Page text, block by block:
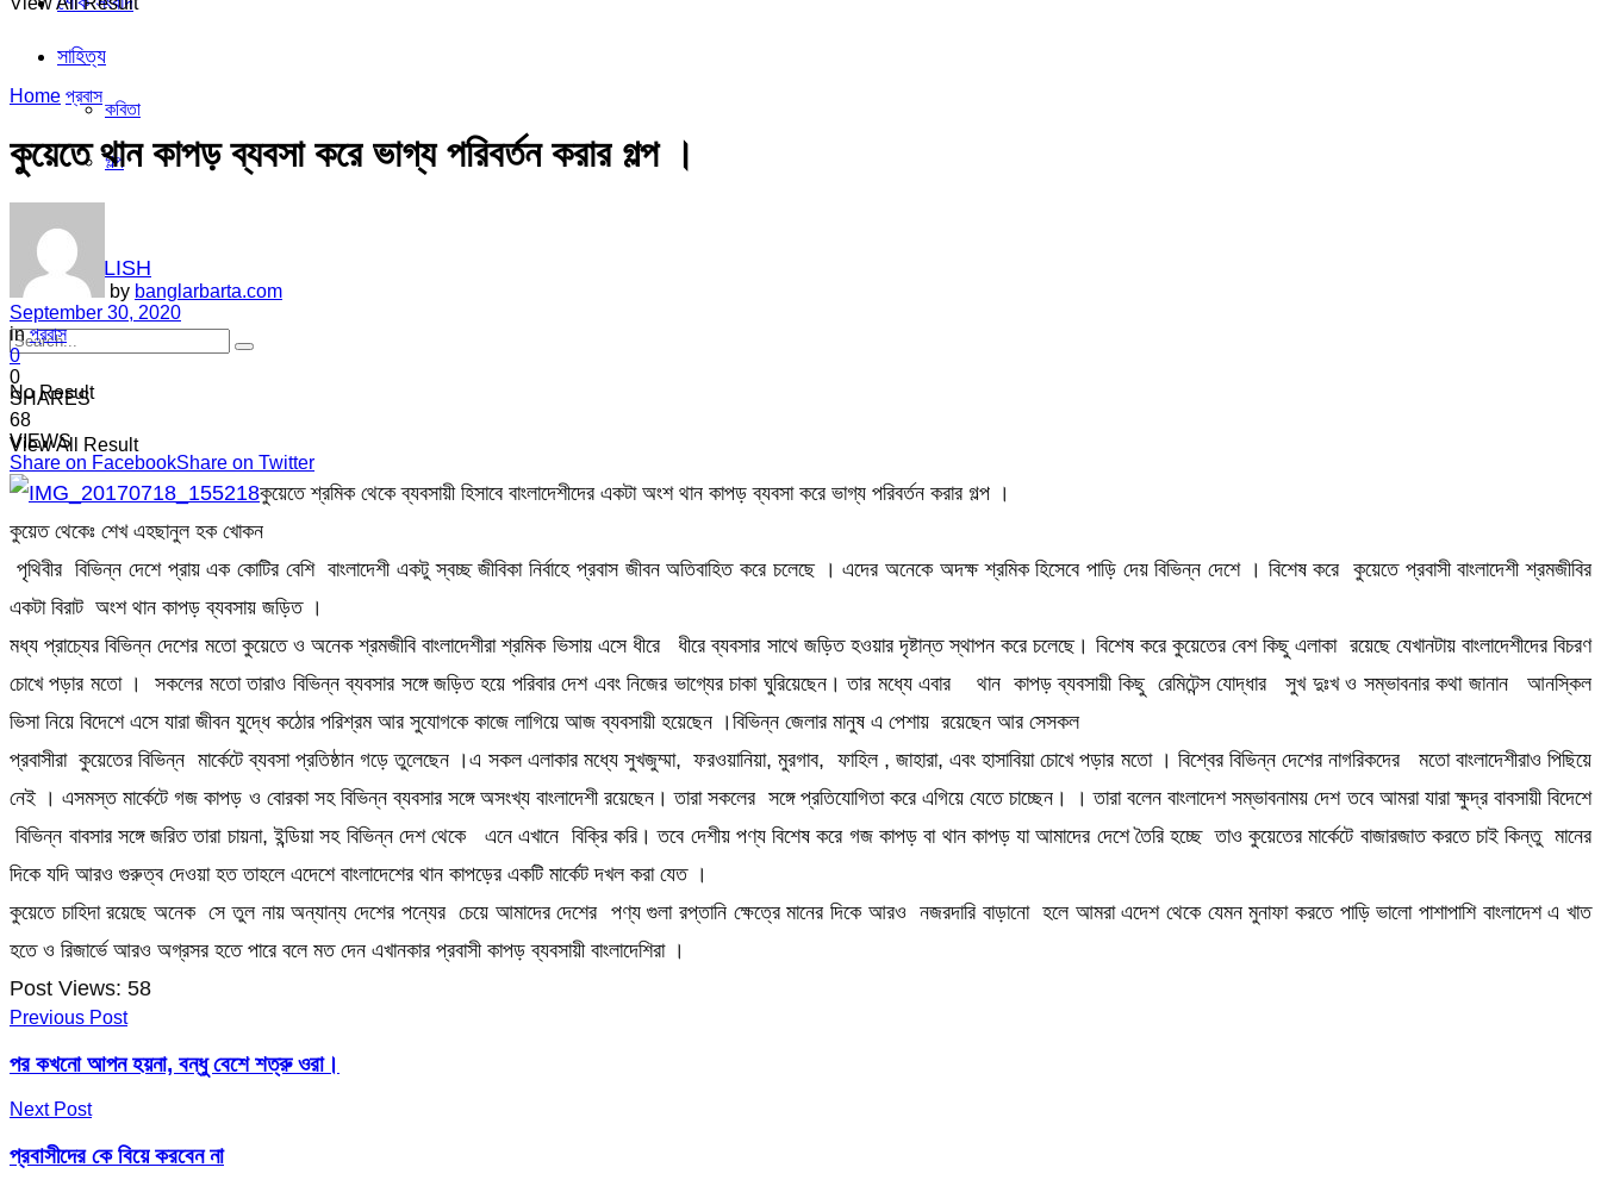
সাহিত্য
কবিতা
গল্প
ENGLISH
No Result
View All Result
Home প্রবাস
কুয়েতে থান কাপড় ব্যবসা করে ভাগ্য পরিবর্তন করার গল্প ।
by banglarbarta.com
September 30, 2020
in প্রবাস
0
0
SHARES
68
VIEWS
Share on FacebookShare on Twitter
কুয়েতে শ্রমিক থেকে ব্যবসায়ী হিসাবে বাংলাদেশীদের একটা অংশ থান কাপড় ব্যবসা করে ভাগ্য পরিবর্তন করার গল্প ।
কুয়েত থেকেঃ শেখ এহছানুল হক খোকন
পৃথিবীর বিভিন্ন দেশে প্রায় এক কোটির বেশি বাংলাদেশী একটু স্বচ্ছ জীবিকা নির্বাহে প্রবাস জীবন অতিবাহিত করে চলেছে । এদের অনেকে অদক্ষ শ্রমিক হিসেবে পাড়ি দেয় বিভিন্ন দেশে । বিশেষ করে কুয়েতে প্রবাসী বাংলাদেশী শ্রমজীবির
একটা বিরাট অংশ থান কাপড় ব্যবসায় জড়িত ।
মধ্য প্রাচ্যের বিভিন্ন দেশের মতো কুয়েতে ও অনেক শ্রমজীবি বাংলাদেশীরা শ্রমিক ভিসায় এসে ধীরে ধীরে ব্যবসার সাথে জড়িত হওয়ার দৃষ্টান্ত স্থাপন করে চলেছে। বিশেষ করে কুয়েতের বেশ কিছু এলাকা রয়েছে যেখানটায় বাংলাদেশীদের বিচরণ
চোখে পড়ার মতো । সকলের মতো তারাও বিভিন্ন ব্যবসার সঙ্গে জড়িত হয়ে পরিবার দেশ এবং নিজের ভাগ্যের চাকা ঘুরিয়েছেন। তার মধ্যে এবার থান কাপড় ব্যবসায়ী কিছু রেমিটেন্স যোদ্ধার সুখ দুঃখ ও সম্ভাবনার কথা জানান আনস্কিল
ভিসা নিয়ে বিদেশে এসে যারা জীবন যুদ্ধে কঠোর পরিশ্রম আর সুযোগকে কাজে লাগিয়ে আজ ব্যবসায়ী হয়েছেন ।বিভিন্ন জেলার মানুষ এ পেশায় রয়েছেন আর সেসকল
প্রবাসীরা কুয়েতের বিভিন্ন মার্কেটে ব্যবসা প্রতিষ্ঠান গড়ে তুলেছেন ।এ সকল এলাকার মধ্যে সুখজুম্মা, ফরওয়ানিয়া, মুরগাব, ফাহিল , জাহারা, এবং হাসাবিয়া চোখে পড়ার মতো । বিশ্বের বিভিন্ন দেশের নাগরিকদের মতো বাংলাদেশীরাও পিছিয়ে
নেই । এসমস্ত মার্কেটে গজ কাপড় ও বোরকা সহ বিভিন্ন ব্যবসার সঙ্গে অসংখ্য বাংলাদেশী রয়েছেন। তারা সকলের সঙ্গে প্রতিযোগিতা করে এগিয়ে যেতে চাচ্ছেন। । তারা বলেন বাংলাদেশ সম্ভাবনাময় দেশ তবে আমরা যারা ক্ষুদ্র বাবসায়ী বিদেশে
বিভিন্ন বাবসার সঙ্গে জরিত তারা চায়না, ইন্ডিয়া সহ বিভিন্ন দেশ থেকে এনে এখানে বিক্রি করি। তবে দেশীয় পণ্য বিশেষ করে গজ কাপড় বা থান কাপড় যা আমাদের দেশে তৈরি হচ্ছে তাও কুয়েতের মার্কেটে বাজারজাত করতে চাই কিন্তু মানের
দিকে যদি আরও গুরুত্ব দেওয়া হত তাহলে এদেশে বাংলাদেশের থান কাপড়ের একটি মার্কেট দখল করা যেত ।
কুয়েতে চাহিদা রয়েছে অনেক সে তুল নায় অন্যান্য দেশের পন্যের চেয়ে আমাদের দেশের পণ্য গুলা রপ্তানি ক্ষেত্রে মানের দিকে আরও নজরদারি বাড়ানো হলে আমরা এদেশ থেকে যেমন মুনাফা করতে পাড়ি ভালো পাশাপাশি বাংলাদেশ এ খাত
হতে ও রিজার্ভে আরও অগ্রসর হতে পারে বলে মত দেন এখানকার প্রবাসী কাপড় ব্যবসায়ী বাংলাদেশিরা ।
Post Views: 58
Previous Post
পর কখনো আপন হয়না, বন্ধু বেশে শত্রু ওরা।
Next Post
প্রবাসীদের কে বিয়ে করবেন না